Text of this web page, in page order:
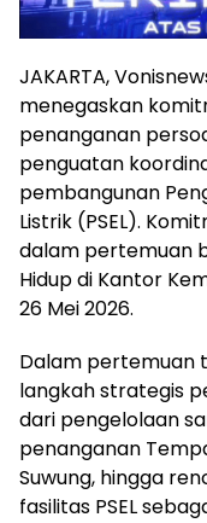
JAKARTA,
menegaskan
penanganan
penguatan
pembangunan
Listrik (PSEL).
dalam pertemuan
Hidup di Kantor
26 Mei 2026.
Dalam pertemuan
langkah strategis
dari pengelolaan
penanganan
Suwung, hingga
fasilitas PSEL